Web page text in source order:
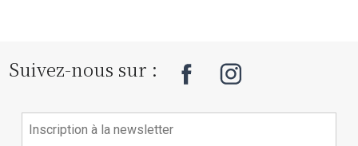
Suivez-nous sur :